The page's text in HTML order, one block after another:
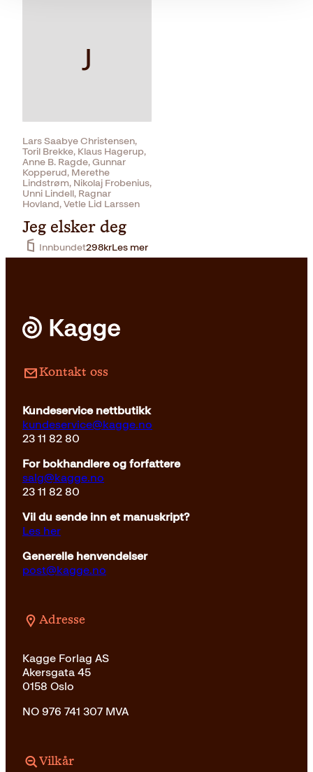
J
Lars Saabye Christensen,
Toril Brekke, Klaus Hagerup,
Anne B. Ragde, Gunnar
Kopperud, Merethe
Lindstrøm, Nikolaj Frobenius,
Unni Lindell, Ragnar
Hovland, Vetle Lid Larssen
Jeg elsker deg
Innbundet298krLes mer
Kontakt oss
Kundeservice nettbutikk
kundeservice@kagge.no
23 11 82 80
For bokhandlere og forfattere
salg@kagge.no
23 11 82 80
Vil du sende inn et manuskript?
Les her
Generelle henvendelser
post@kagge.no
Adresse
Kagge Forlag AS
Akersgata 45
0158 Oslo
NO 976 741 307 MVA
Vilkår